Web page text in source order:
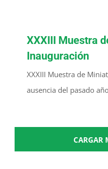
XXXIII Muestra
Inauguración
XXXIII Muestra de
ausencia del pasado
CARGAR